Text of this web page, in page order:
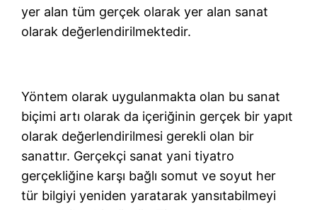
yer alan tüm gerçek olarak yer alan sanat
olarak değerlendirilmektedir.
Yöntem olarak uygulanmakta olan bu sanat
biçimi artı olarak da içeriğinin gerçek bir yapıt
olarak değerlendirilmesi gerekli olan bir
sanattır. Gerçekçi sanat yani tiyatro
gerçekliğine karşı bağlı somut ve soyut her
tür bilgiyi yeniden yaratarak yansıtabilmeyi